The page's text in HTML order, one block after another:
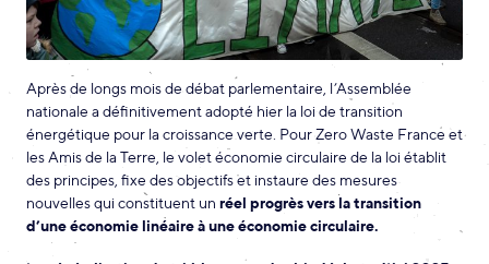
Après de longs mois de débat parlementaire, l’Assemblée
nationale a définitivement adopté hier la loi de transition
énergétique pour la croissance verte. Pour Zero Waste France et
les Amis de la Terre, le volet économie circulaire de la loi établit
des principes, fixe des objectifs et instaure des mesures
nouvelles qui constituent un réel progrès vers la transition
d’une économie linéaire à une économie circulaire.